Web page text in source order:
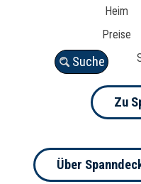
Heim
Preise
Suche
Zu
Über